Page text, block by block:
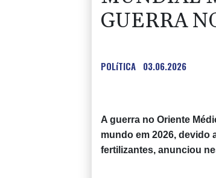
propriedade privada
cidadania por nascimento
Pegula elimina Rakhimova e
GUERRA
POLíTICA 03.06.2026
A guerra no Oriente
mundo em 2026, devido
fertilizantes, anunciou